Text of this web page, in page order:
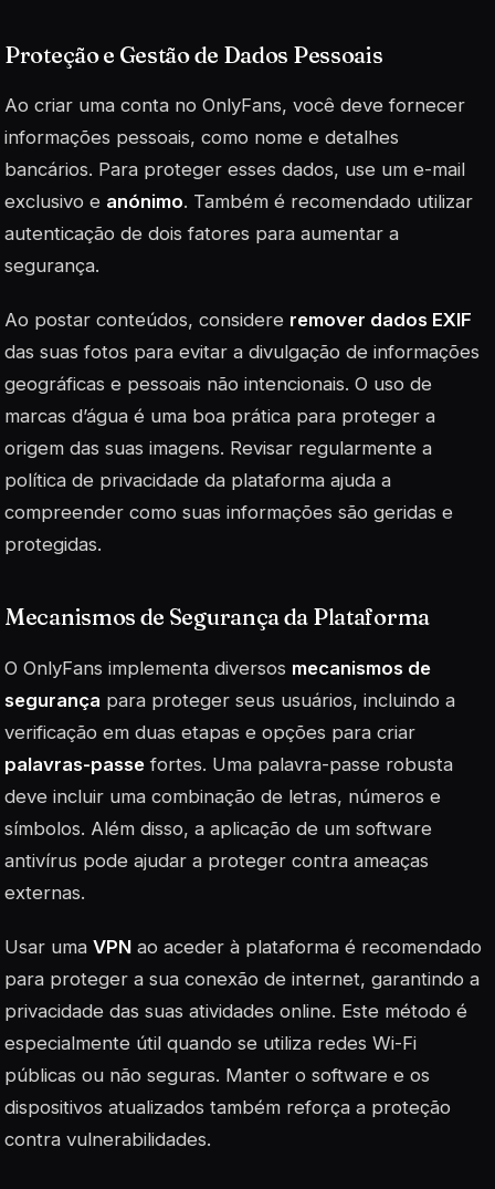
Proteção e Gestão de Dados Pessoais
Ao criar uma conta no OnlyFans, você deve fornecer
informações pessoais, como nome e detalhes
bancários. Para proteger esses dados, use um e-mail
exclusivo e anónimo. Também é recomendado utilizar
autenticação de dois fatores para aumentar a
segurança.
Ao postar conteúdos, considere remover dados EXIF
das suas fotos para evitar a divulgação de informações
geográficas e pessoais não intencionais. O uso de
marcas d’água é uma boa prática para proteger a
origem das suas imagens. Revisar regularmente a
política de privacidade da plataforma ajuda a
compreender como suas informações são geridas e
protegidas.
Mecanismos de Segurança da Plataforma
O OnlyFans implementa diversos mecanismos de
segurança para proteger seus usuários, incluindo a
verificação em duas etapas e opções para criar
palavras-passe fortes. Uma palavra-passe robusta
deve incluir uma combinação de letras, números e
símbolos. Além disso, a aplicação de um software
antivírus pode ajudar a proteger contra ameaças
externas.
Usar uma VPN ao aceder à plataforma é recomendado
para proteger a sua conexão de internet, garantindo a
privacidade das suas atividades online. Este método é
especialmente útil quando se utiliza redes Wi-Fi
públicas ou não seguras. Manter o software e os
dispositivos atualizados também reforça a proteção
contra vulnerabilidades.